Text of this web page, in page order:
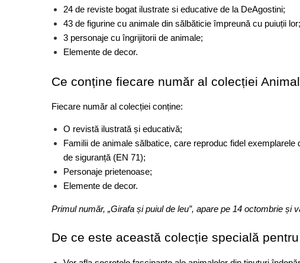
Jocuri invatat limba engleza
Jocuri si jucarii educative
Jucarii interactive
Jucarii muzicale
Masinute si trenulete
Roboti de jucarie
Jucarii bebelusi
Centre de activitati
Carti senzoriale bebelusi
Jucarii de sortare
24 de reviste bogat ilustrate si educative de la DeAgostini;
43 de figurine cu animale din sălbăticie împreună cu puiuții lor;
3 personaje cu îngrijitorii de animale;
Elemente de decor.
Ce conține fiecare număr al colecției
Fiecare număr al colecției conține:
O revistă ilustrată și educativă;
Familii de animale sălbatice, care reproduc fidel
de siguranță (EN 71);
Personaje prietenoase;
Elemente de decor.
Primul număr, „Girafa și puiul de leu”, apare pe 14 octombrie și
De ce este această colecție specială